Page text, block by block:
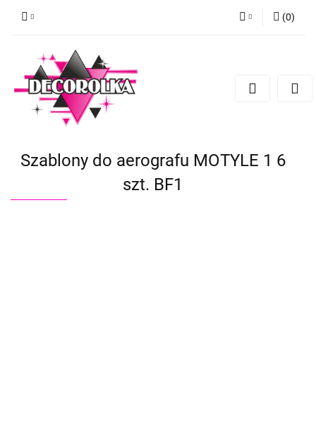
Dodaj zgłoszenie
(0)
Szablony do aerografu MOTYLE 1 6
szt. BF1